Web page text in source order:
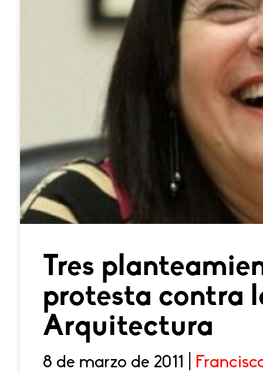
Tres
protesta contra
Arquitectura
8 de marzo de 2011 |